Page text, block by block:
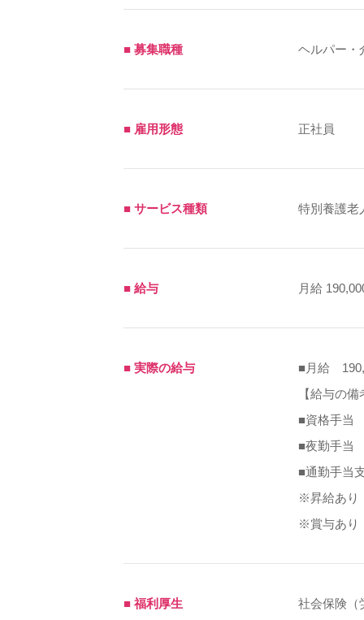
■ 募集職種 ヘルパー・
■ 雇用形態 正社員
■ サービス種類 特別養護老
■ 給与 月給
■ 実際の給与
■月給
【給与の備
■資格手当
■夜勤手当
■通勤手当
※昇給あ
※賞与あ
■ 福利厚生
社会保険（